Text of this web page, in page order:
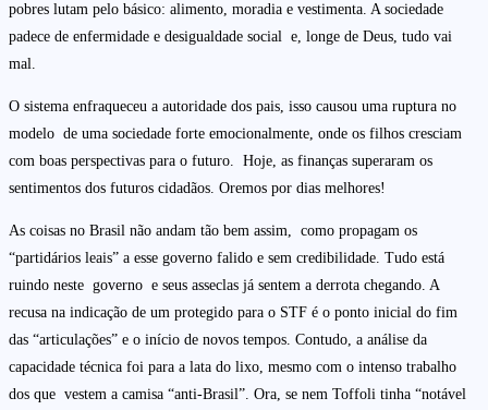
pobres lutam pelo básico: alimento, moradia e vestimenta. A sociedade
padece de enfermidade e desigualdade social e, longe de Deus, tudo vai
mal.
O sistema enfraqueceu a autoridade dos pais, isso causou uma ruptura no
modelo de uma sociedade forte emocionalmente, onde os filhos cresciam
com boas perspectivas para o futuro. Hoje, as finanças superaram os
sentimentos dos futuros cidadãos. Oremos por dias melhores!
As coisas no Brasil não andam tão bem assim, como propagam os
“partidários leais” a esse governo falido e sem credibilidade. Tudo está
ruindo neste governo e seus asseclas já sentem a derrota chegando. A
recusa na indicação de um protegido para o STF é o ponto inicial do fim
das “articulações” e o início de novos tempos. Contudo, a análise da
capacidade técnica foi para a lata do lixo, mesmo com o intenso trabalho
dos que vestem a camisa “anti-Brasil”. Ora, se nem Toffoli tinha “notável